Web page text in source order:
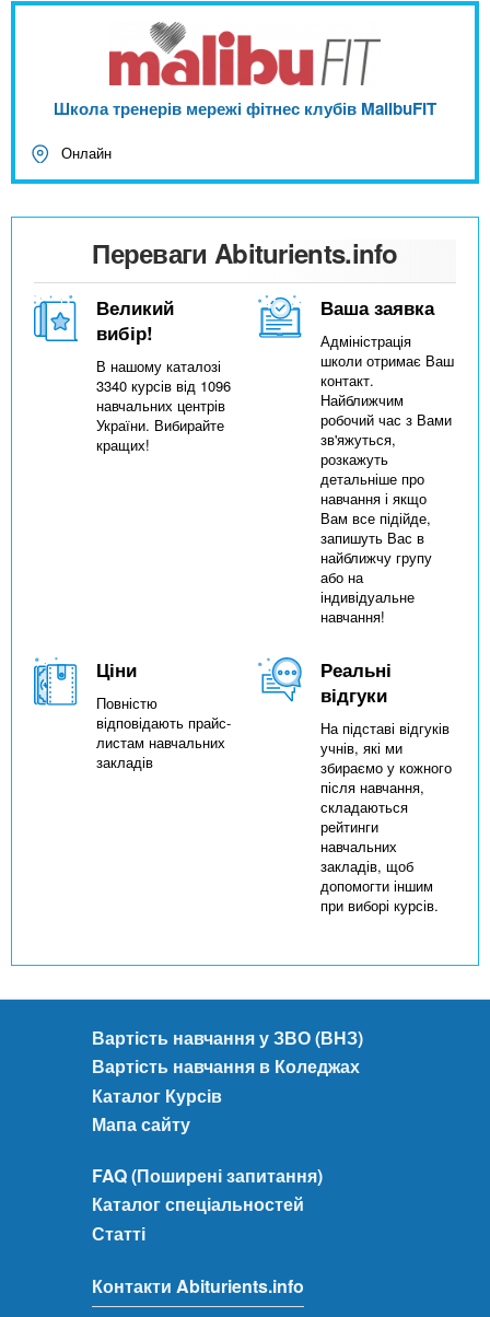
Школа тренерів мережі фітнес клубів MalibuFIT
Онлайн
Переваги Abiturients.info
Великий
вибір!
В нашому каталозі
3340 курсів від 1096
навчальних центрів
України. Вибирайте
кращих!
Ваша заявка
Адміністрація
школи отримає Ваш
контакт.
Найближчим
робочий час з Вами
зв'яжуться,
розкажуть
детальніше про
навчання і якщо
Вам все підійде,
запишуть Вас в
найближчу групу
або на
індивідуальне
навчання!
Ціни
Повністю
відповідають прайс-
листам навчальних
закладів
Реальні
відгуки
На підставі відгуків
учнів, які ми
збираємо у кожного
після навчання,
складаються
рейтинги
навчальних
закладів, щоб
допомогти іншим
при виборі курсів.
Вартість навчання у ЗВО (ВНЗ)
Вартість навчання в Коледжах
Каталог Курсів
Мапа сайту
FAQ (Поширені запитання)
Каталог спеціальностей
Статті
Контакти Abiturients.info